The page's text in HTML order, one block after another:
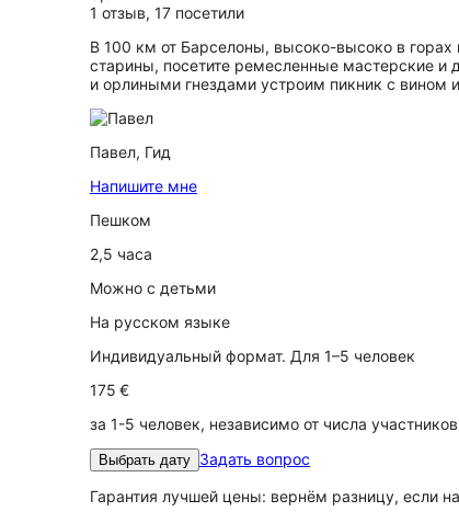
1 отзыв, 17 посетили
В 100 км от Барселоны, высоко-высоко в горах
старины, посетите ремесленные мастерские
и орлиными гнездами устроим пикник с вином
Павел, Гид
Напишите мне
Пешком
2,5 часа
Можно с детьми
На русском языке
Индивидуальный формат. Для 1–5 человек
175 €
за 1-5 человек, независимо от числа участников
Выбрать дату Задать вопрос
Гарантия лучшей цены: вернём разницу, если